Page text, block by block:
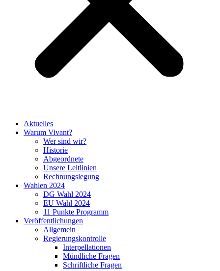
Aktuelles
Warum Vivant?
Wer sind wir?
Historie
Abgeordnete
Unsere Leitlinien
Rechnungslegung
Wahlen 2024
DG Wahl 2024
EU Wahl 2024
11 Punkte Programm
Veröffentlichungen
Allgemein
Regierungskontrolle
Interpellationen
Mündliche Fragen
Schriftliche Fragen